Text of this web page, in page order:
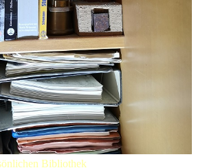
Bibliothek